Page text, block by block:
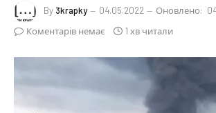
By 3krapky 04.05.2022 Оновлено:
Коментарів немає
1 хв читали